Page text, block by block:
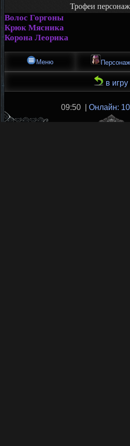
Трофеи
Волос Горгоны
Крюк Мясника
Корона Леорика
Меню Персонаж
в игру
09:50 | Онлайн: 10